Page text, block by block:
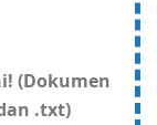
(Dokumen
.txt)